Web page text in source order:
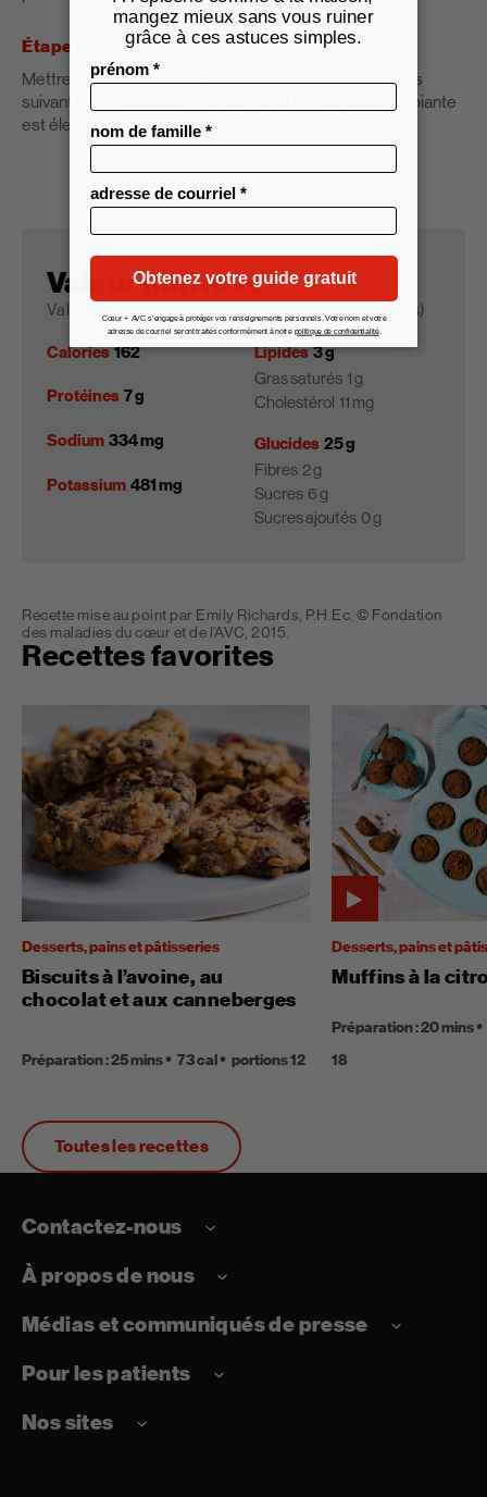
Étape 5
Mettre les restes au réfrigérateur dans les deux heures
suivant leur préparation, ou avant si la température ambiante
est élevée.
Valeur nutritive
Valeur nutritive par portion (plat divisé en 4 portions)
Calories162
Protéines 7 g
Sodium 334 mg
Potassium 481 mg
Lipides3 g
Gras saturés 1 g
Cholestérol 11 mg
Glucides 25 g
Fibres 2 g
Sucres 6 g
Sucres ajoutés 0 g
Recette mise au point par Emily Richards, P.H.Ec. © Fondation
des maladies du cœur et de l’AVC, 2015.
Recettes favorites
Desserts, pains et pâtisseries
Biscuits à l’avoine, au
chocolat et aux canneberges
Préparation : 25 mins 73 cal portions 12
Desserts, pains et
Muffins à la
Préparation : 20 mins
18
Toutes les recettes
Contactez-nous
À propos de nous
Médias et communiqués de presse
Pour les patients
Nos sites